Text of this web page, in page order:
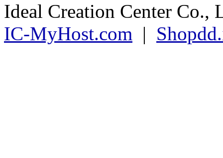
Ideal Creation Center Co.,
IC-MyHost.com |